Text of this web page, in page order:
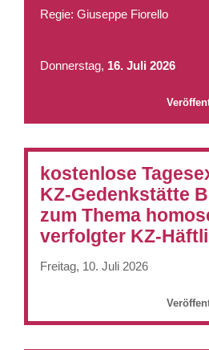
Regie: Giuseppe Fiorello
Donnerstag, 16. Juli 2026
kostenlose
KZ-Gedenkstätte
zum Thema
verfolgter KZ-
Freitag, 10. Juli 2026